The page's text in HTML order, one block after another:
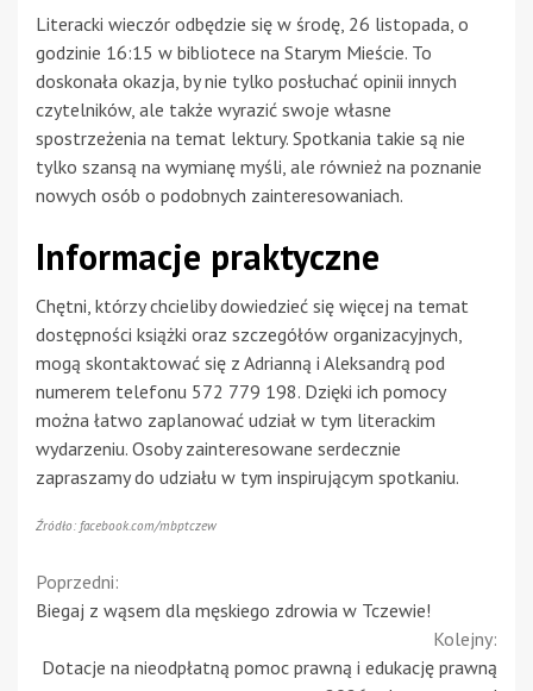
Literacki wieczór odbędzie się w środę, 26 listopada, o
godzinie 16:15 w bibliotece na Starym Mieście. To
doskonała okazja, by nie tylko posłuchać opinii innych
czytelników, ale także wyrazić swoje własne
spostrzeżenia na temat lektury. Spotkania takie są nie
tylko szansą na wymianę myśli, ale również na poznanie
nowych osób o podobnych zainteresowaniach.
Informacje praktyczne
Chętni, którzy chcieliby dowiedzieć się więcej na temat
dostępności książki oraz szczegółów organizacyjnych,
mogą skontaktować się z Adrianną i Aleksandrą pod
numerem telefonu 572 779 198. Dzięki ich pomocy
można łatwo zaplanować udział w tym literackim
wydarzeniu. Osoby zainteresowane serdecznie
zapraszamy do udziału w tym inspirującym spotkaniu.
Źródło: facebook.com/mbptczew
Continue
Reading
Poprzedni:
Biegaj z wąsem dla męskiego zdrowia w Tczewie!
Kolejny:
Dotacje na nieodpłatną pomoc prawną i edukację prawną